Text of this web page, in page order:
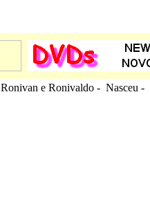
Ronivan e Ronivaldo - Nasceu -